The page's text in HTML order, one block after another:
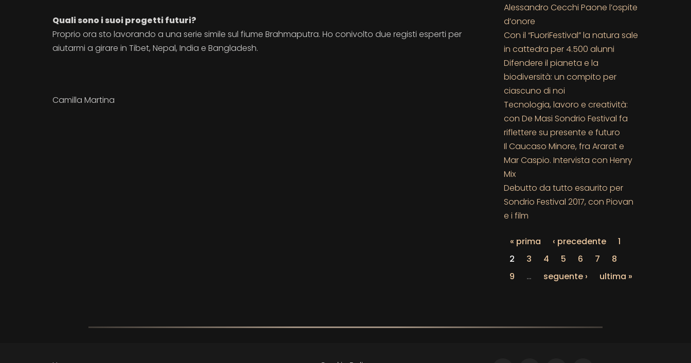
Quali sono i suoi progetti futuri?
Proprio ora sto lavorando a una serie simile sul fiume Brahmaputra. Ho conivolto due registi esperti per
aiutarmi a girare in Tibet, Nepal, India e Bangladesh.
Camilla Martina
Alessandro Cecchi Paone l’ospite
d’onore
Con il “FuoriFestival” la natura sale
in cattedra per 4.500 alunni
Difendere il pianeta e la
biodiversità: un compito per
ciascuno di noi
Tecnologia, lavoro e creatività:
con De Masi Sondrio Festival fa
riflettere su presente e futuro
Il Caucaso Minore, fra Ararat e
Mar Caspio. Intervista con Henry
Mix
Debutto da tutto esaurito per
Sondrio Festival 2017, con Piovan
e i film
« prima ‹ precedente
1
2
3 4 5 6 7
8
9
… seguente › ultima »